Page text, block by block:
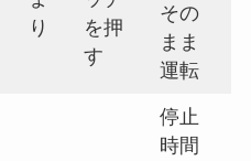
り
を押
す
その
まま
運転
停止
時間